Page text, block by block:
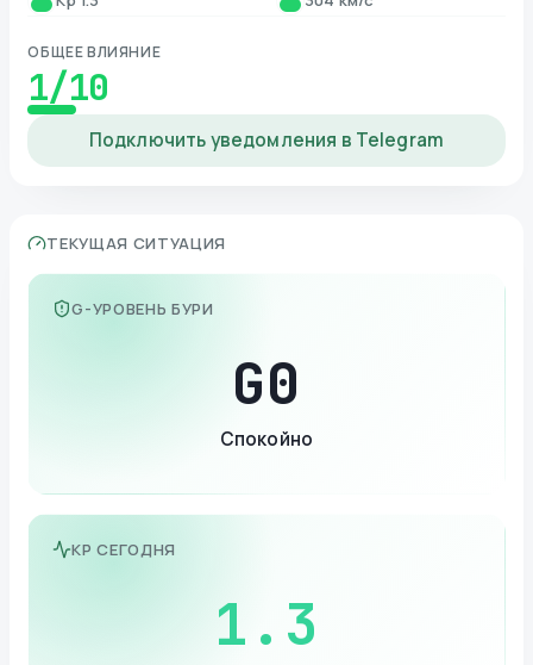
ОБЩЕЕ ВЛИЯНИЕ
1/10
Подключить уведомления в Telegram
ТЕКУЩАЯ СИТУАЦИЯ
G-УРОВЕНЬ БУРИ
G0
Спокойно
KP СЕГОДНЯ
1.3